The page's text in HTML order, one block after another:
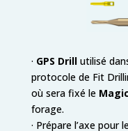
· GPS Drillutilisé
protocole de Fit
où sera fixé le
forage.
· Prépare l’axe